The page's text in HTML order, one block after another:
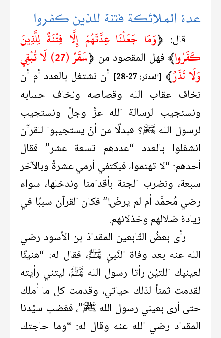
عدة الملائكة فتنة للذين كفروا
قال: ﴿وَمَا جَعَلْنَا عِدَّتَهُمْ إِلَّا فِتْنَةً لِلَّذِينَ
كَفَرُوا﴾فهل المقصود من ﴿
سَقَرُ (27) لَا تُبْقِي
وَلَا تَذَرُ﴾ [المدثر: 27-28]
أن نشتغل بالعدد أم أن
نخاف عقاب الله وقصاصه ونخاف حسابه
ونستجيب لرسالة الله عزَّ وجلَّ ونستجيب
لرسول الله ﷺ؟ فبدلًا من أنْ يستجيبوا للقرآن
انشغلوا بالعدد “عددهم تسعة عشر” فقال
أحدهم: “لا تهتموا، فبكتفي أرمي عشرةً وبالآخر
سبعة، ونضرب الجنة بأقدامنا وندخلها، سواء
رضي مُحمَّد أم لم يرضَ!” فكان القرآن سببًا في
زيادة ضلالهم وخذلانهم.
رأى بعضُ التّابعين المقدادَ بن الأسود رضي
الله عنه بعد وفاة النَّبيِّ ﷺ، فقال له: “هنيئًا
لعينيك اللتيْن رأتا رسول الله ﷺ، ليتني رأيته
لقدمت ثمناً لذلك حياتي، وقدمت كل ما أملك
حتى أرى بعيني رسول الله ﷺ”، فغضب سيِّدنا
المقداد رضي الله عنه وقال له: “وما حاجتك